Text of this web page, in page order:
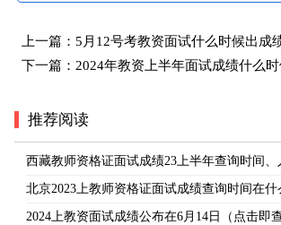
上一篇： 5月12号考教资面试什么时候出成
下一篇： 2024年教资上半年面试成绩什么
推荐阅读
西藏教师资格证面试成绩23上半年查询时间
北京2023上教师资格证面试成绩查询时间在
2024上教资面试成绩公布在6月14日（点击即